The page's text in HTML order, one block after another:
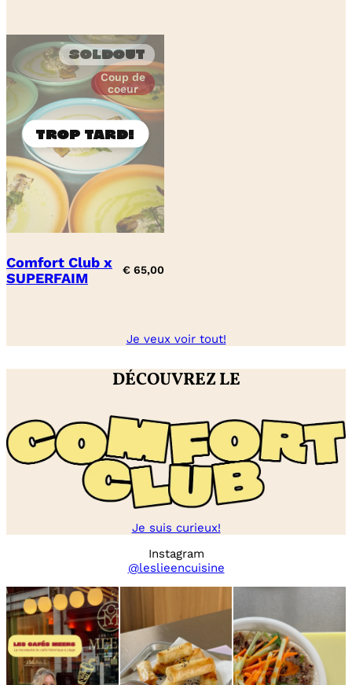
Soldout
Coup de
coeur
Comfort Club x
SUPERFAIM
€ 65,00
Je veux voir tout!
DÉCOUVREZ LE
Je suis curieux!
Instagram
@leslieencuisine